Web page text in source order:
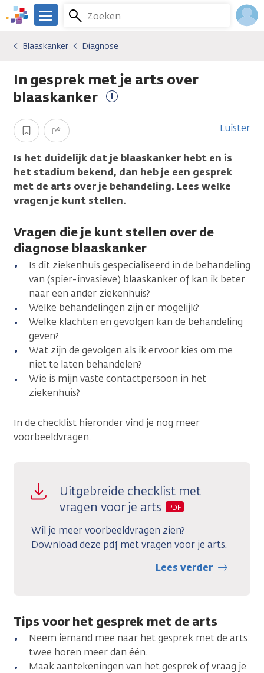
Overslaan
en
gaan
We
er
je.
Kanker.nl
Zoeken
Menu
Kankersoorten
Blaaskanker
Diagnose
Blaaskanker Diagnose
In gesprek met je arts over
blaaskanker
Opslaan Delen Luister
Is het duidelijk dat je blaaskanker hebt en is
het stadium bekend, dan heb je een gesprek
met de arts over je behandeling. Lees welke
vragen je kunt stellen.
Vragen die je kunt stellen over de
diagnose blaaskanker
Is dit ziekenhuis gespecialiseerd in de behandeling
van (spier-invasieve) blaaskanker of kan ik beter
naar een ander ziekenhuis?
Welke behandelingen zijn er mogelijk?
Welke klachten en gevolgen kan de behandeling
geven?
Wat zijn de gevolgen als ik ervoor kies om me
niet te laten behandelen?
Wie is mijn vaste contactpersoon in het
ziekenhuis?
In de checklist hieronder vind je nog meer
voorbeeldvragen.
Uitgebreide checklist met
vragen voor je arts
PDF
Wil je meer voorbeeldvragen zien?
Download deze pdf met vragen voor je arts.
Lees verder
Tips voor het gesprek met de arts
Neem iemand mee naar het gesprek met de arts:
twee horen meer dan één.
Maak aantekeningen van het gesprek of vraag je